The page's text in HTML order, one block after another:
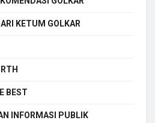
KETUM GOLKAR
BEST
INFORMASI PUBLIK